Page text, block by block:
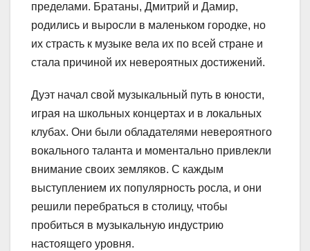
пределами. Братаны, Дмитрий и Дамир,
родились и выросли в маленьком городке, но
их страсть к музыке вела их по всей стране и
стала причиной их невероятных достижений.
Дуэт начал свой музыкальный путь в юности,
играя на школьных концертах и в локальных
клубах. Они были обладателями невероятного
вокального таланта и моментально привлекли
внимание своих земляков. С каждым
выступлением их популярность росла, и они
решили перебраться в столицу, чтобы
пробиться в музыкальную индустрию
настоящего уровня.